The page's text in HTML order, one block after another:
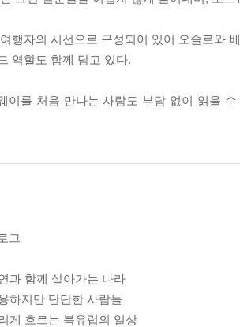
행자의 시선으로 구성되어 있어 오슬로와
역할도 함께 담고 있다.
이를 처음 만나는 사람도 부담 없이 읽을
그
과 함께 살아가는 나라
하지만 단단한 사람들
게 흐르는 북유럽의 일상